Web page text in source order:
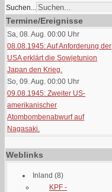
Suchen...
Termine/Ereignisse
Sa, 08. Aug. 00:00 Uhr
08.08.1945: Auf Anforderung der
USA erklärt die Sowjetunion
Japan den Krieg.
So, 09. Aug. 00:00 Uhr
09.08.1945: Zweiter US-
amerikanischer
Atombombenabwurf auf
Nagasaki.
Weblinks
Inland (8)
KPF -